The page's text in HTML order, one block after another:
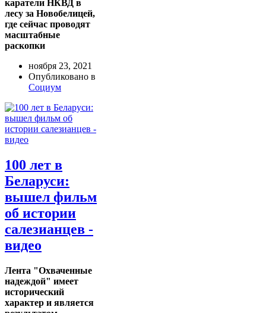
каратели НКВД в
лесу за Новобелицей,
где сейчас проводят
масштабные
раскопки
ноября 23, 2021
Опубликовано в
Социум
100 лет в
Беларуси:
вышел фильм
об истории
салезианцев -
видео
Лента "Охваченные
надеждой" имеет
исторический
характер и является